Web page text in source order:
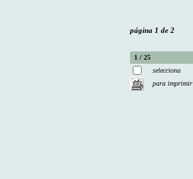
página 1 de 2
1 / 25
selecciona
para imprimir